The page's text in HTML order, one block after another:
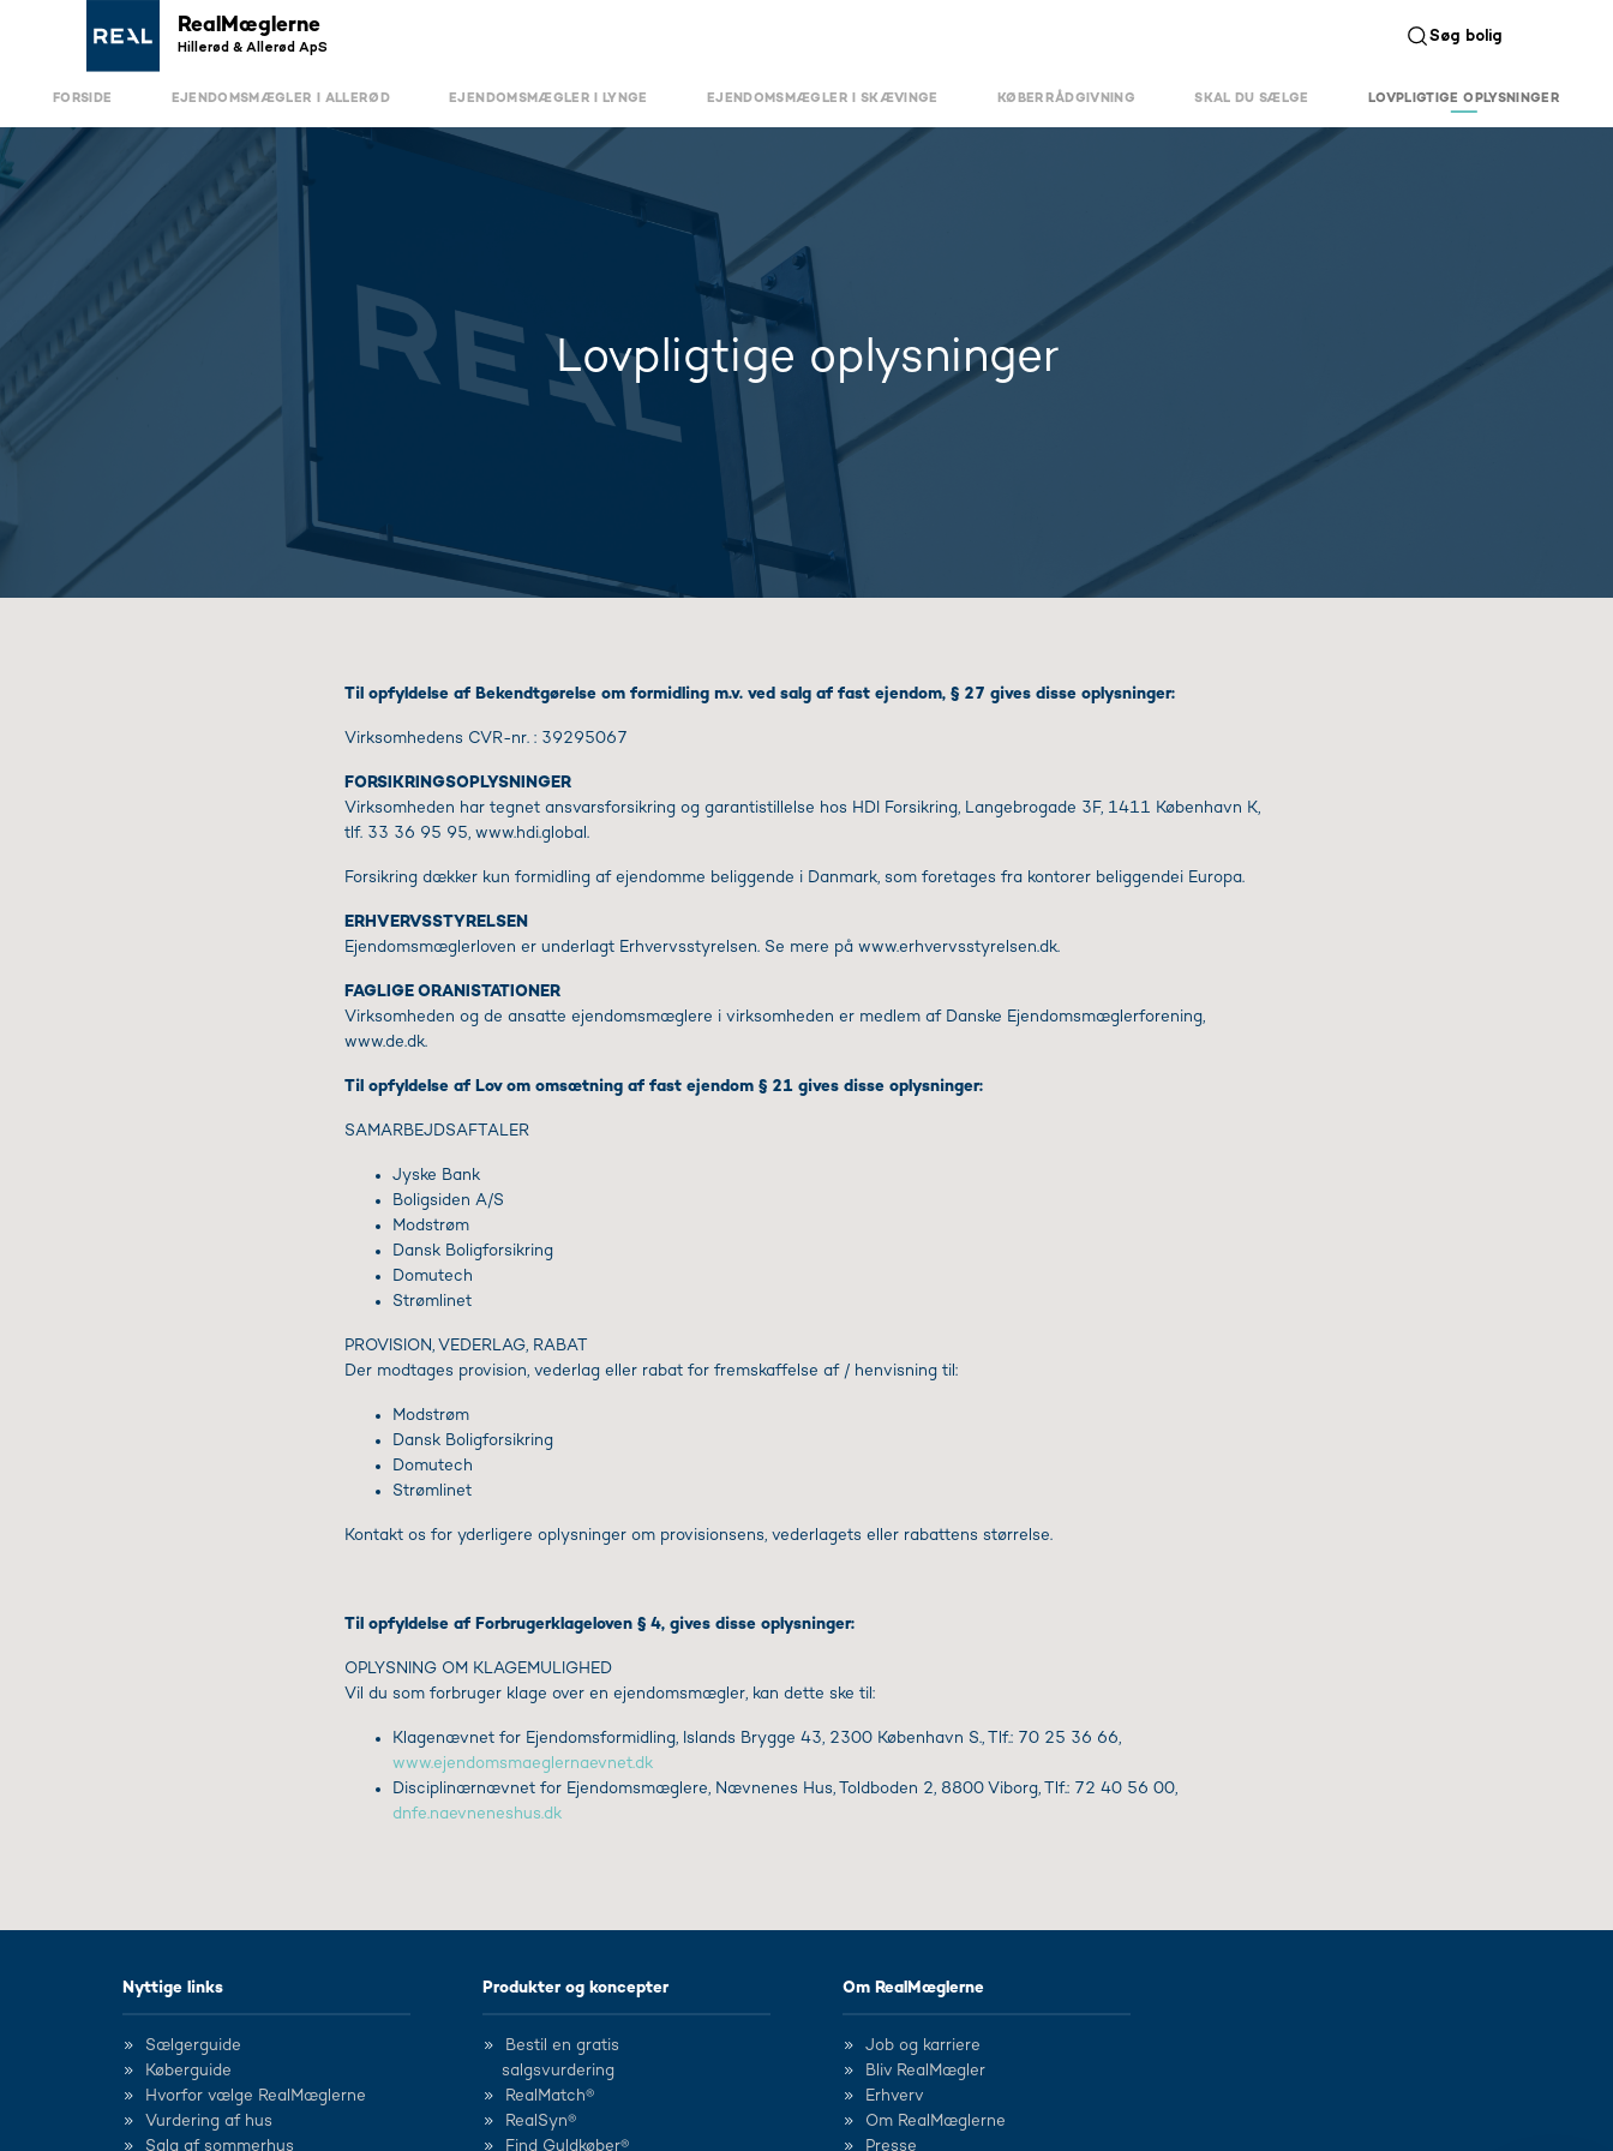
RealMæglerne
Hillerød & Allerød ApS
Søg bolig
FORSIDE EJENDOMSMÆGLER I ALLERØD EJENDOMSMÆGLER I LYNGE EJENDOMSMÆGLER I SKÆVINGE KØBERRÅDGIVNING SKAL DU SÆLGE LOVPLIGTIGE OPLYSNINGER
Lovpligtige oplysninger
Til opfyldelse af Bekendtgørelse om formidling m.v. ved salg af fast ejendom, § 27 gives disse oplysninger:
Virksomhedens CVR-nr. : 39295067
FORSIKRINGSOPLYSNINGER
Virksomheden har tegnet ansvarsforsikring og garantistillelse hos HDI Forsikring, Langebrogade 3F, 1411 København K,
tlf. 33 36 95 95, www.hdi.global.
Forsikring dækker kun formidling af ejendomme beliggende i Danmark, som foretages fra kontorer beliggendei Europa.
ERHVERVSSTYRELSEN
Ejendomsmæglerloven er underlagt Erhvervsstyrelsen. Se mere på www.erhvervsstyrelsen.dk.
FAGLIGE ORANISTATIONER
Virksomheden og de ansatte ejendomsmæglere i virksomheden er medlem af Danske Ejendomsmæglerforening,
www.de.dk.
Til opfyldelse af Lov om omsætning af fast ejendom § 21 gives disse oplysninger:
SAMARBEJDSAFTALER
Jyske Bank
Boligsiden A/S
Modstrøm
Dansk Boligforsikring
Domutech
Strømlinet
PROVISION, VEDERLAG, RABAT
Der modtages provision, vederlag eller rabat for fremskaffelse af / henvisning til:
Modstrøm
Dansk Boligforsikring
Domutech
Strømlinet
Kontakt os for yderligere oplysninger om provisionsens, vederlagets eller rabattens størrelse.
Til opfyldelse af Forbrugerklageloven § 4, gives disse oplysninger:
OPLYSNING OM KLAGEMULIGHED
Vil du som forbruger klage over en ejendomsmægler, kan dette ske til:
Klagenævnet for Ejendomsformidling, Islands Brygge 43, 2300 København S., Tlf.: 70 25 36 66,
www.ejendomsmaeglernaevnet.dk
Disciplinærnævnet for Ejendomsmæglere, Nævnenes Hus, Toldboden 2, 8800 Viborg, Tlf.: 72 40 56 00,
dnfe.naevneneshus.dk
Nyttige links
Sælgerguide
Køberguide
Hvorfor vælge RealMæglerne
Vurdering af hus
Salg af sommerhus
Produkter og koncepter
Bestil en gratis
salgsvurdering
RealMatch®
RealSyn®
Find Guldkøber®
Om RealMæglerne
Job og karriere
Bliv RealMægler
Erhverv
Om RealMæglerne
Presse